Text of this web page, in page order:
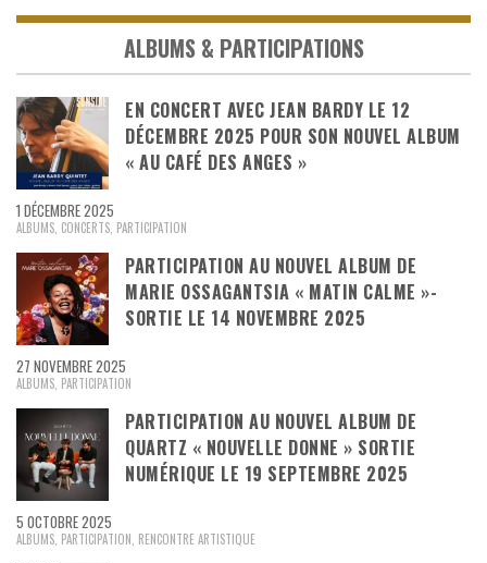
ALBUMS & PARTICIPATIONS
EN CONCERT AVEC JEAN BARDY LE 12
DÉCEMBRE 2025 POUR SON NOUVEL ALBUM
« AU CAFÉ DES ANGES »
1 DÉCEMBRE 2025
ALBUMS, CONCERTS, PARTICIPATION
PARTICIPATION AU NOUVEL ALBUM DE
MARIE OSSAGANTSIA « MATIN CALME »-
SORTIE LE 14 NOVEMBRE 2025
27 NOVEMBRE 2025
ALBUMS, PARTICIPATION
PARTICIPATION AU NOUVEL ALBUM DE
QUARTZ « NOUVELLE DONNE » SORTIE
NUMÉRIQUE LE 19 SEPTEMBRE 2025
5 OCTOBRE 2025
ALBUMS, PARTICIPATION, RENCONTRE ARTISTIQUE